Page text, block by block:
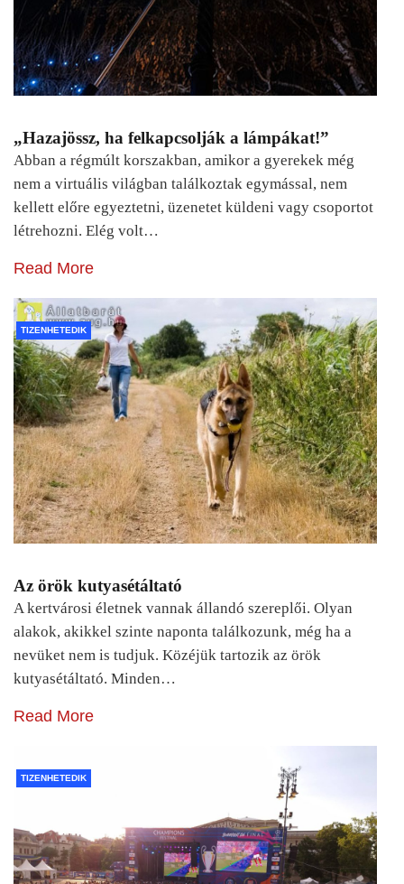
„Hazajössz, ha felkapcsolják a lámpákat!”
Abban a régmúlt korszakban, amikor a gyerekek még
nem a virtuális világban találkoztak egymással, nem
kellett előre egyeztetni, üzenetet küldeni vagy csoportot
létrehozni. Elég volt…
Read More
TIZENHETEDIK
Az örök kutyasétáltató
A kertvárosi életnek vannak állandó szereplői. Olyan
alakok, akikkel szinte naponta találkozunk, még ha a
nevüket nem is tudjuk. Közéjük tartozik az örök
kutyasétáltató. Minden…
Read More
TIZENHETEDIK